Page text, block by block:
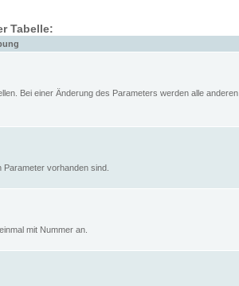
Tabelle:
Bei einer Änderung des Parameters werden alle anderen
vorhanden sind.
mit Nummer an.